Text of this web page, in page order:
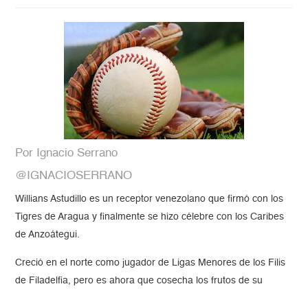
Por Ignacio Serrano
@IGNACIOSERRANO
Willians Astudillo es un receptor venezolano que firmó con los
Tigres de Aragua y finalmente se hizo célebre con los Caribes
de Anzoátegui.
Creció en el norte como jugador de Ligas Menores de los Filis
de Filadelfia, pero es ahora que cosecha los frutos de su